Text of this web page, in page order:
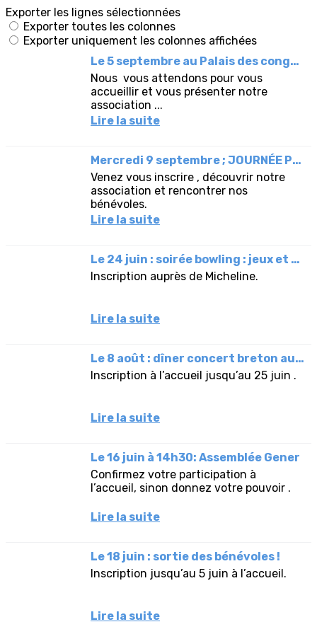
Exporter les lignes sélectionnées
Exporter toutes les colonnes
Exporter uniquement les colonnes affichées
Le 5 septembre au Palais des congrès : FÊTE DES ASSOCIATIONS.
Nous vous attendons pour vous
accueillir et vous présenter notre
association ...
Lire la suite
Mercredi 9 septembre ; JOURNÉE PORTES OUVERTE.
Venez vous inscrire , découvrir notre
association et rencontrer nos
bénévoles.
Lire la suite
Le 24 juin : soirée bowling : jeux et dîner.
Inscription auprès de Micheline.
Lire la suite
Le 8 août : dîner concert breton au Festival Interceltique .
Inscription à l’accueil jusqu’au 25 juin .
Lire la suite
Le 16 juin à 14h30: Assemblée Gener
Confirmez votre participation à
l’accueil, sinon donnez votre pouvoir .
Lire la suite
Le 18 juin : sortie des bénévoles !
Inscription jusqu’au 5 juin à l’accueil.
Lire la suite